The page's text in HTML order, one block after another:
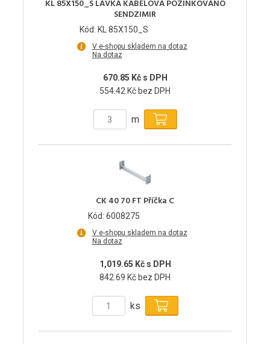
KL 85X150_S LÁVKA KABELOVÁ POZINKOVÁNO
SENDZIMIR
Kód: KL 85X150_S
V e-shopu skladem na dotaz
Na dotaz
670.85 Kč s DPH
554.42 Kč bez DPH
m
CK 40 70 FT Příčka C
Kód: 6008275
V e-shopu skladem na dotaz
Na dotaz
1,019.65 Kč s DPH
842.69 Kč bez DPH
ks